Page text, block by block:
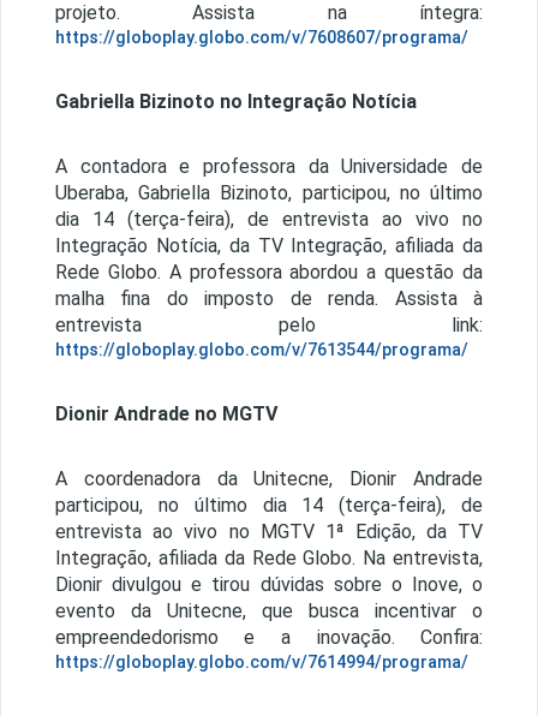
projeto. Assista na íntegra:
https://globoplay.globo.com/v/7608607/programa/
Gabriella Bizinoto no Integração Notícia
A contadora e professora da Universidade de
Uberaba, Gabriella Bizinoto, participou, no último
dia 14 (terça-feira), de entrevista ao vivo no
Integração Notícia, da TV Integração, afiliada da
Rede Globo. A professora abordou a questão da
malha fina do imposto de renda. Assista à
entrevista pelo link:
https://globoplay.globo.com/v/7613544/programa/
Dionir Andrade no MGTV
A coordenadora da Unitecne, Dionir Andrade
participou, no último dia 14 (terça-feira), de
entrevista ao vivo no MGTV 1ª Edição, da TV
Integração, afiliada da Rede Globo. Na entrevista,
Dionir divulgou e tirou dúvidas sobre o Inove, o
evento da Unitecne, que busca incentivar o
empreendedorismo e a inovação. Confira:
https://globoplay.globo.com/v/7614994/programa/